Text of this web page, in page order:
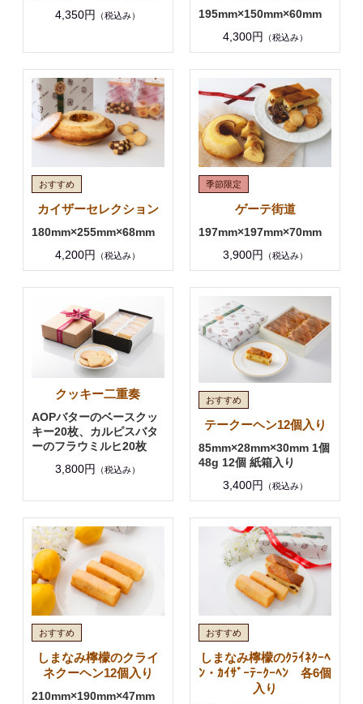
4,350円
（税込み）
195mm×150mm×60mm
4,300円
（税込み）
カイザーセレクション
180mm×255mm×68mm
4,200円
（税込み）
ゲーテ街道
197mm×197mm×70mm
3,900円 （税込み）
クッキー二重奏
AOPバターのベースクッ
キー20枚、カルピスバタ
ーのフラウミルヒ20枚
3,800円
（税込み）
テークーヘン12個入り
85mm×28mm×30mm 1個
48g 12個 紙箱入り
3,400円
（税込み）
しまなみ檸檬のクライ
ネクーヘン12個入り
210mm×190mm×47mm
しまなみ檸檬のｸﾗｲﾈｸｰﾍ
ﾝ・ｶｲｻﾞｰﾃｰｸｰﾍﾝ 各6個
入り